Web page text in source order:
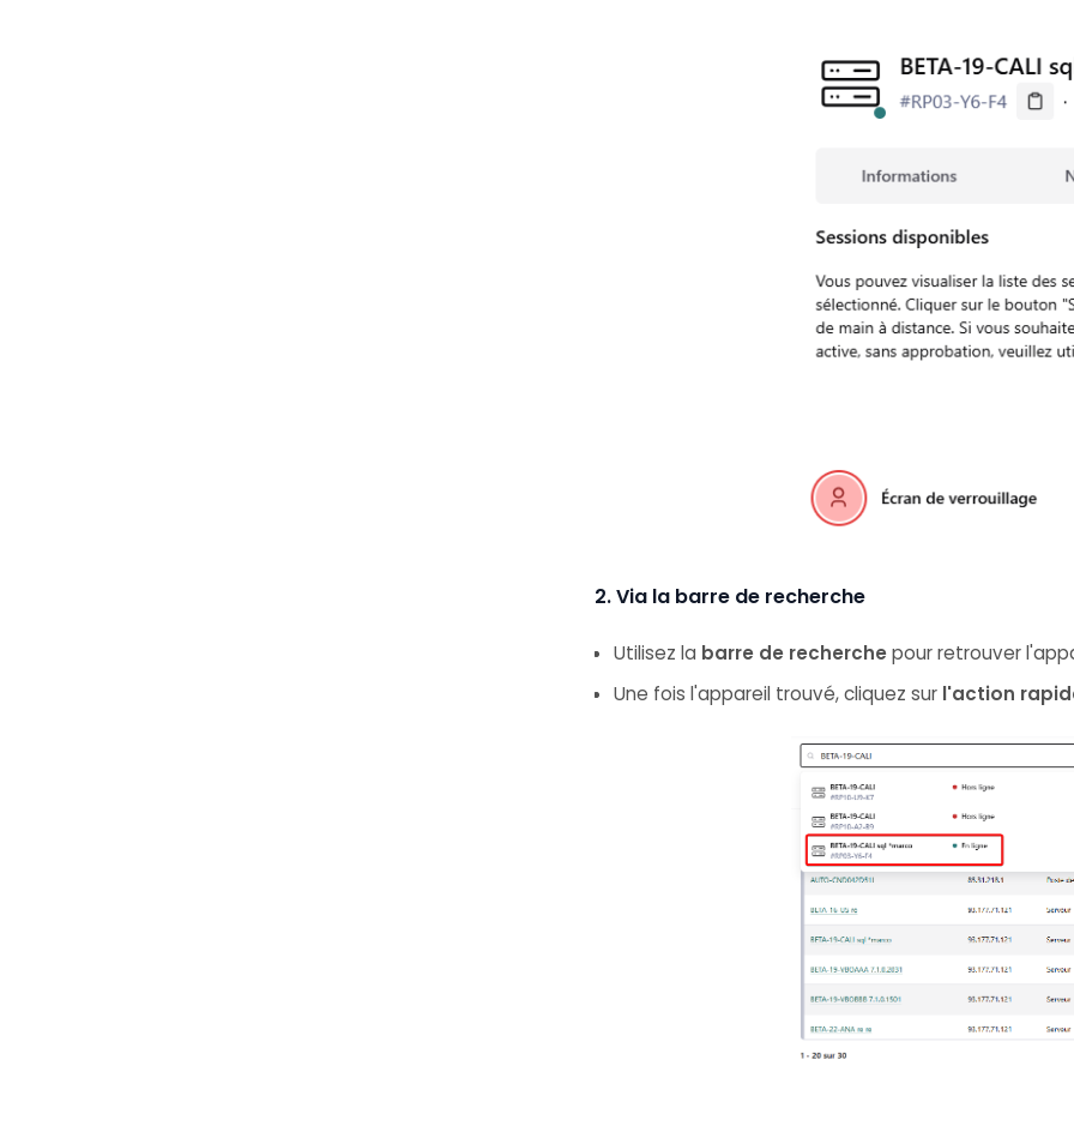
2. Via la barre de recherche
Utilisez la barre de recherchepour retrouver
Une fois l'appareil trouvé, cliquez sur l'action